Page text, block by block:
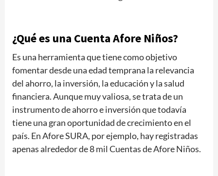
¿Qué es una Cuenta Afore Niños?
Es una herramienta que tiene como objetivo
fomentar desde una edad temprana la relevancia
del ahorro, la inversión, la educación y la salud
financiera. Aunque muy valiosa, se trata de un
instrumento de ahorro e inversión que todavía
tiene una gran oportunidad de crecimiento en el
país. En Afore SURA, por ejemplo, hay registradas
apenas alrededor de 8 mil Cuentas de Afore Niños.